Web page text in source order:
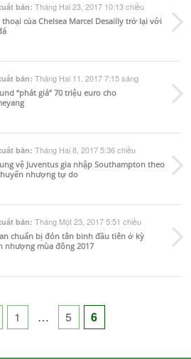
bản: Tháng Hai 23, 2017 10:13 chiều
thoại của Chelsea Marcel Desailly trở lại với
bản: Tháng Hai 11, 2017 7:15 sáng
“phát giá” 70 triệu euro cho
bản: Tháng Hai 8, 2017 5:36 chiều
vệ Juventus gia nhập Southampton theo
nhượng tự do
bản: Tháng Một 23, 2017 5:51 chiều
chuẩn bị đón tân binh đầu tiên ở kỳ
nhượng mùa đông 2017
Posts
pagination
1 … 5 6